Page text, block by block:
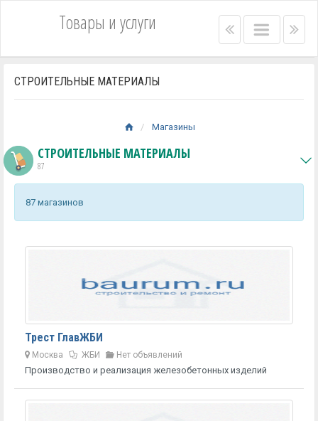
Товары и услуги Left
bar
Main
menu
Right
menu
bar
СТРОИТЕЛЬНЫЕ МАТЕРИАЛЫ
Магазины
СТРОИТЕЛЬНЫЕ МАТЕРИАЛЫ
87
87 магазинов
Трест ГлавЖБИ
Москва ЖБИ Нет объявлений
Производство и реализация железобетонных изделий